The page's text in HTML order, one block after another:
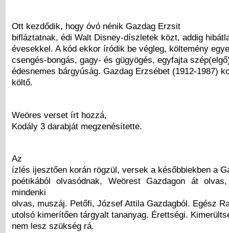
Ott kezdődik, hogy óvó nénik Gazdag Erzsit
bifláztatnak, édi Walt Disney-díszletek közt, addig
évesekkel. A kód ekkor íródik be végleg, költemény
csengés-bongás, gagy- és gügyögés, egyfajta
édesnemes bárgyúság. Gazdag Erzsébet (1912-1987)
költő.
Weöres verset írt hozzá,
Kodály 3 darabját megzenésítette.
Az
ízlés ijesztően korán rögzül, versek a későbbiekben a
poétikából olvasódnak, Weörest Gazdagon át
mindenki
olvas, muszáj. Petőfi, József Attila Gazdagból. Egész
utolsó kimerítően tárgyalt tananyag. Érettségi.
nem lesz szükség rá.